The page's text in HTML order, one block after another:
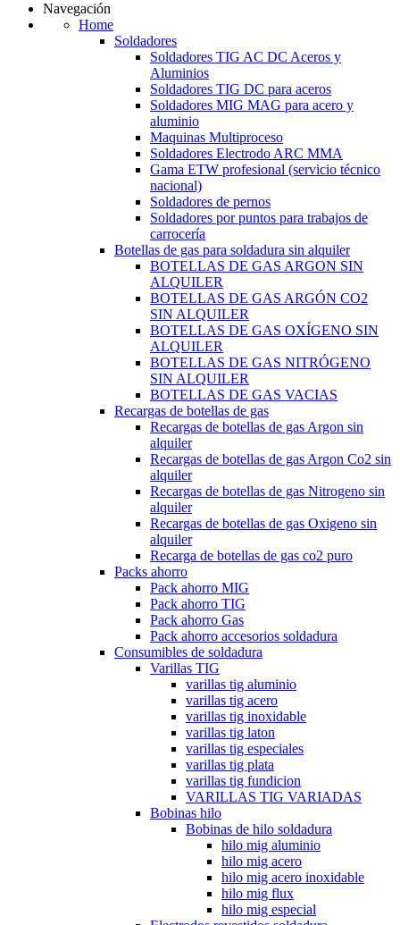
Navegación
Home
Soldadores
Soldadores TIG AC DC Aceros y
Aluminios
Soldadores TIG DC para aceros
Soldadores MIG MAG para acero y
aluminio
Maquinas Multiproceso
Soldadores Electrodo ARC MMA
Gama ETW profesional (servicio técnico
nacional)
Soldadores de pernos
Soldadores por puntos para trabajos de
carrocería
Botellas de gas para soldadura sin alquiler
BOTELLAS DE GAS ARGON SIN
ALQUILER
BOTELLAS DE GAS ARGÓN CO2
SIN ALQUILER
BOTELLAS DE GAS OXÍGENO SIN
ALQUILER
BOTELLAS DE GAS NITRÓGENO
SIN ALQUILER
BOTELLAS DE GAS VACIAS
Recargas de botellas de gas
Recargas de botellas de gas Argon sin
alquiler
Recargas de botellas de gas Argon Co2 sin
alquiler
Recargas de botellas de gas Nitrogeno sin
alquiler
Recargas de botellas de gas Oxigeno sin
alquiler
Recarga de botellas de gas co2 puro
Packs ahorro
Pack ahorro MIG
Pack ahorro TIG
Pack ahorro Gas
Pack ahorro accesorios soldadura
Consumibles de soldadura
Varillas TIG
varillas tig aluminio
varillas tig acero
varillas tig inoxidable
varillas tig laton
varillas tig especiales
varillas tig plata
varillas tig fundicion
VARILLAS TIG VARIADAS
Bobinas hilo
Bobinas de hilo soldadura
hilo mig aluminio
hilo mig acero
hilo mig acero inoxidable
hilo mig flux
hilo mig especial